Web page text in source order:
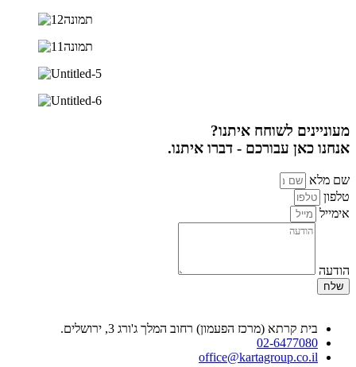
מעוניינים לשוחח איתנו?
אנחנו כאן עבורכם - דברו איתנו.
שם מלא
טלפון
אימייל
הודעה
שלח
בית קרתא (מרכז הפעמון) רחוב המלך ג'ורג 3, ירושלים.
02-6477080
office@kartagroup.co.il